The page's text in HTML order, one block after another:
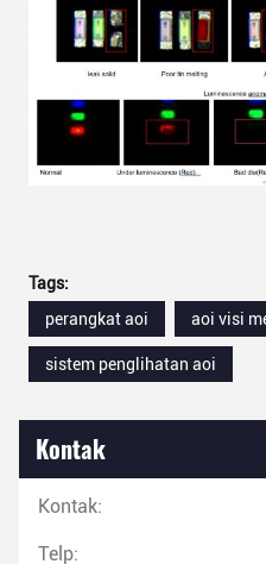
Tags:
perangkat aoi
aoi visi
sistem penglihatan aoi
Kontak
Kontak:
Telp: